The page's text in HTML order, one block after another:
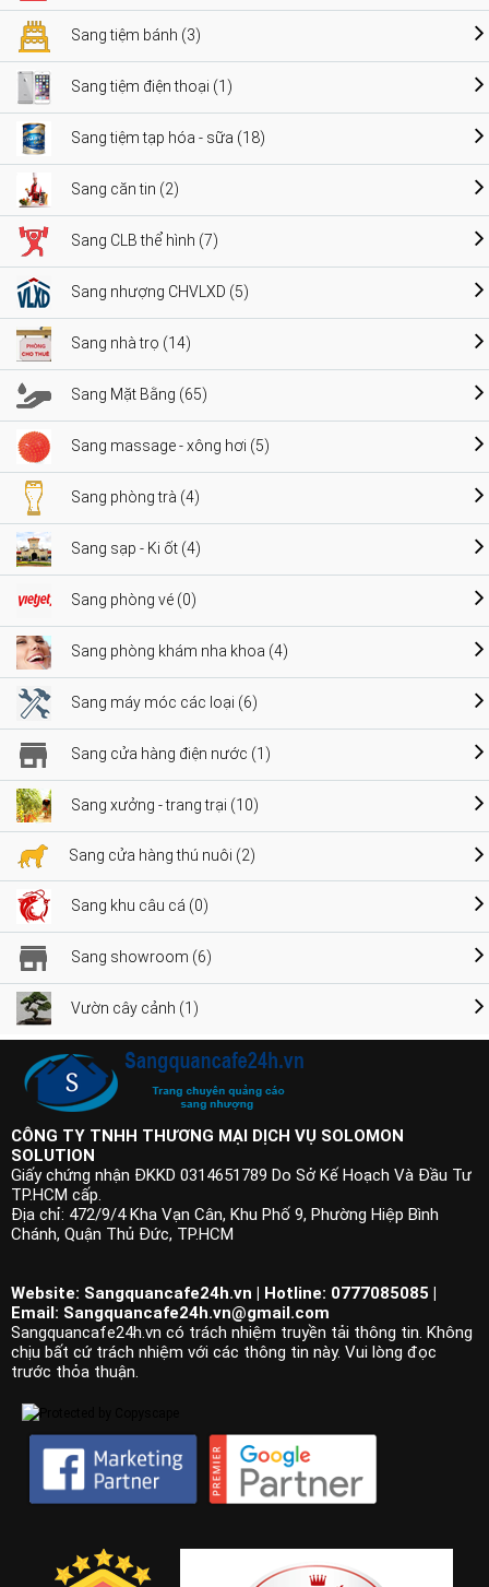
Sang tiệm bánh (3)
Sang tiệm điện thoại (1)
Sang tiệm tạp hóa - sữa (18)
Sang căn tin (2)
Sang CLB thể hình (7)
Sang nhượng CHVLXD (5)
Sang nhà trọ (14)
Sang Mặt Bằng (65)
Sang massage - xông hơi (5)
Sang phòng trà (4)
Sang sạp - Ki ốt (4)
Sang phòng vé (0)
Sang phòng khám nha khoa (4)
Sang máy móc các loại (6)
Sang cửa hàng điện nước (1)
Sang xưởng - trang trại (10)
Sang cửa hàng thú nuôi (2)
Sang khu câu cá (0)
Sang showroom (6)
Vườn cây cảnh (1)
CÔNG TY TNHH THƯƠNG MẠI DỊCH VỤ SOLOMON
SOLUTION
Giấy chứng nhận ĐKKD 0314651789 Do Sở Kế Hoạch Và Đầu Tư
TP.HCM cấp.
Địa chỉ: 472/9/4 Kha Vạn Cân, Khu Phố 9, Phường Hiệp Bình
Chánh, Quận Thủ Đức, TP.HCM
Website: Sangquancafe24h.vn | Hotline: 0777085085 |
Email: Sangquancafe24h.vn@gmail.com
Sangquancafe24h.vn có trách nhiệm truyền tải thông tin. Không
chịu bất cứ trách nhiệm với các thông tin này. Vui lòng đọc
trước thỏa thuận.